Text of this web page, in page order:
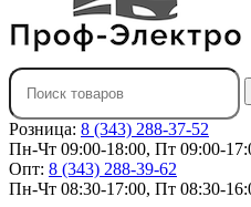
Розница: 8 (343) 288-37-52
Пн-Чт 09:00-18:00, Пт 09:00-
Опт: 8 (343) 288-39-62
Пн-Чт 08:30-17:00, Пт 08:30-